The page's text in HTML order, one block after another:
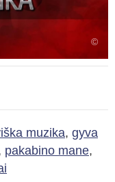
©
muzika, gyva
pakabino mane,